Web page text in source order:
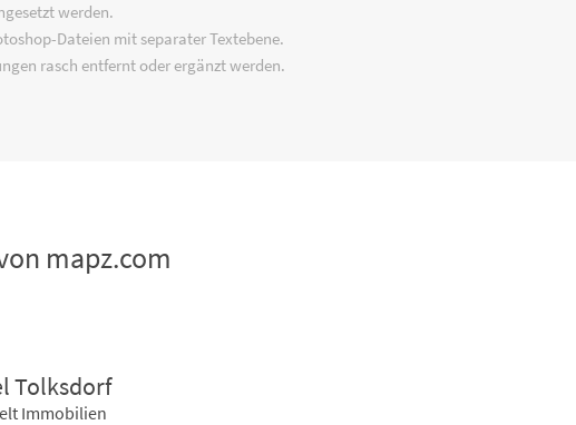
werden.
Dateien mit separater Textebene.
rasch entfernt oder ergänzt werden.
mapz.com
Tolksdorf
Immobilien